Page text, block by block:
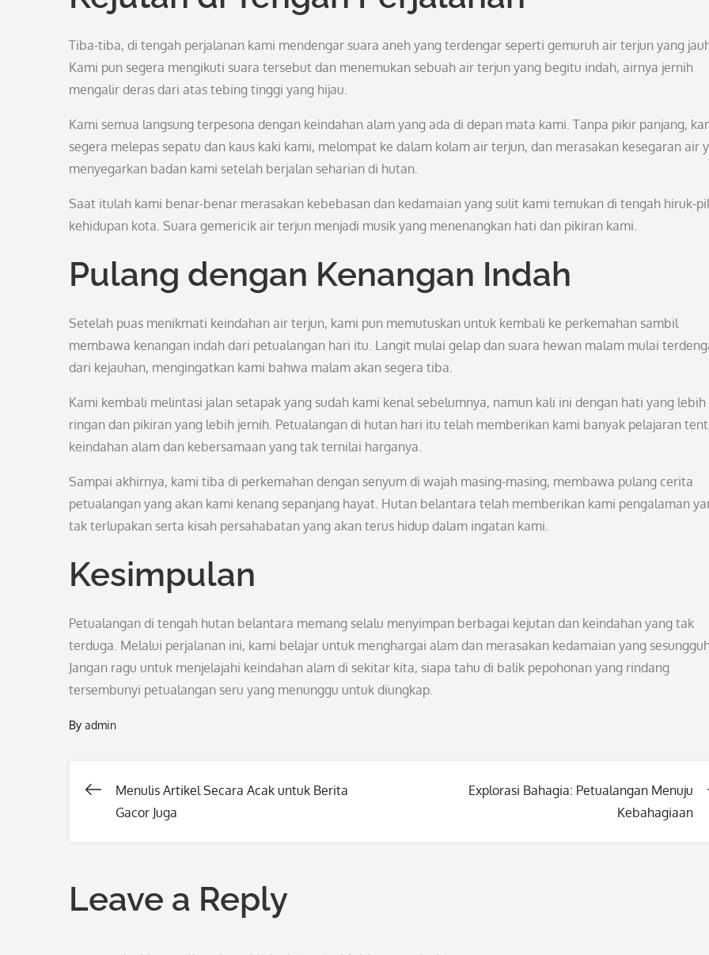
Tiba-tiba, di tengah perjalanan kami mendengar suara aneh yang terdengar seperti gemuruh air terjun yang
Kami pun segera mengikuti suara tersebut dan menemukan sebuah air terjun yang begitu indah, airnya jernih
mengalir deras dari atas tebing tinggi yang hijau.
Kami semua langsung terpesona dengan keindahan alam yang ada di depan mata kami. Tanpa pikir panjang,
segera melepas sepatu dan kaus kaki kami, melompat ke dalam kolam air terjun, dan merasakan kesegaran air
menyegarkan badan kami setelah berjalan seharian di hutan.
Saat itulah kami benar-benar merasakan kebebasan dan kedamaian yang sulit kami temukan di tengah hiruk-
kehidupan kota. Suara gemericik air terjun menjadi musik yang menenangkan hati dan pikiran kami.
Pulang dengan Kenangan Indah
Setelah puas menikmati keindahan air terjun, kami pun memutuskan untuk kembali ke perkemahan sambil
membawa kenangan indah dari petualangan hari itu. Langit mulai gelap dan suara hewan malam mulai
dari kejauhan, mengingatkan kami bahwa malam akan segera tiba.
Kami kembali melintasi jalan setapak yang sudah kami kenal sebelumnya, namun kali ini dengan hati yang lebih
ringan dan pikiran yang lebih jernih. Petualangan di hutan hari itu telah memberikan kami banyak pelajaran
keindahan alam dan kebersamaan yang tak ternilai harganya.
Sampai akhirnya, kami tiba di perkemahan dengan senyum di wajah masing-masing, membawa pulang cerita
petualangan yang akan kami kenang sepanjang hayat. Hutan belantara telah memberikan kami pengalaman
tak terlupakan serta kisah persahabatan yang akan terus hidup dalam ingatan kami.
Kesimpulan
Petualangan di tengah hutan belantara memang selalu menyimpan berbagai kejutan dan keindahan yang tak
terduga. Melalui perjalanan ini, kami belajar untuk menghargai alam dan merasakan kedamaian yang
Jangan ragu untuk menjelajahi keindahan alam di sekitar kita, siapa tahu di balik pepohonan yang rindang
tersembunyi petualangan seru yang menunggu untuk diungkap.
By admin
Post
Menulis Artikel Secara Acak untuk Berita
Gacor Juga
Explorasi Bahagia: Petualangan Menuju
Kebahagiaan
Leave a Reply